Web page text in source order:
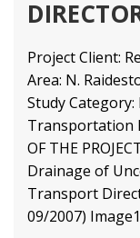
Project Client:
Area: N.
Study
Transportation
OF THE
Drainage of
Transport
09/2007)